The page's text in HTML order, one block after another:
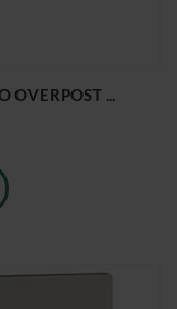
OVERPOST ...